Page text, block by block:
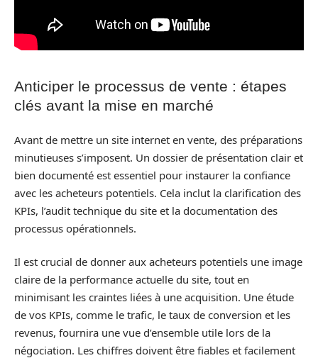
Anticiper le processus de vente : étapes
clés avant la mise en marché
Avant de mettre un site internet en vente, des préparations
minutieuses s’imposent. Un dossier de présentation clair et
bien documenté est essentiel pour instaurer la confiance
avec les acheteurs potentiels. Cela inclut la clarification des
KPIs, l’audit technique du site et la documentation des
processus opérationnels.
Il est crucial de donner aux acheteurs potentiels une image
claire de la performance actuelle du site, tout en
minimisant les craintes liées à une acquisition. Une étude
de vos KPIs, comme le trafic, le taux de conversion et les
revenus, fournira une vue d’ensemble utile lors de la
négociation. Les chiffres doivent être fiables et facilement